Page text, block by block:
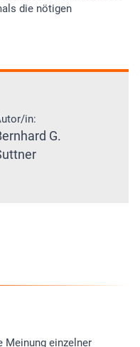
die nötigen
in:
G.
Meinung einzelner